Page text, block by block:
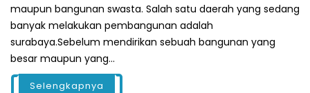
maupun bangunan swasta. Salah satu daerah yang sedang
banyak melakukan pembangunan adalah
surabaya.Sebelum mendirikan sebuah bangunan yang
besar maupun yang...
Selengkapnya